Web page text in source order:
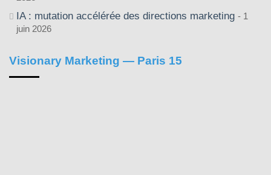
IA : mutation accélérée des directions marketing
1
juin 2026
Visionary Marketing — Paris 15